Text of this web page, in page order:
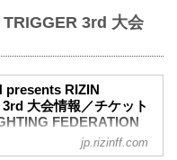
3rd 大会
presents RIZIN
大会情報／チケット
FEDERATION
jp.rizinff.com